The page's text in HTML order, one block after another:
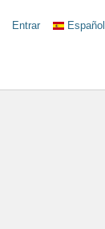
Entrar Español